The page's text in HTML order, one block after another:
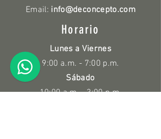
Email: info@deconcepto.com
Horario
Lunes a Viernes
9:00 a.m. - 7:00 p.m.
Sábado
10:00 a.m. - 3:00 p.m.